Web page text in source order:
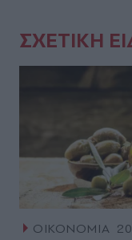
ΣΧΕΤΙΚΗ
ΟΙΚΟΝΟΜΙΑ